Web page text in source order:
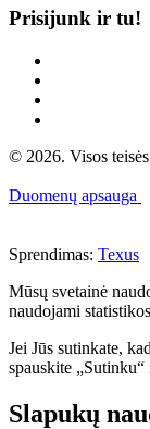
Prisijunk ir tu!
© 2026. Visos
Duomenų apsauga
Sprendimas: Texus
Mūsų svetainė
naudojami
Jei Jūs sutinkate,
spauskite
Slapukų